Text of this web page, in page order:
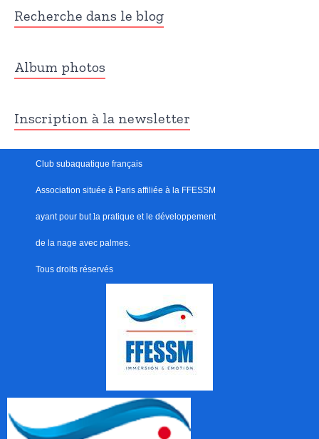
Recherche dans le blog
Album photos
Inscription à la newsletter
Club subaquatique français
Association située à Paris affiliée à la FFESSM
ayant pour but la pratique et le développement
de la nage avec palmes.
Tous droits réservés